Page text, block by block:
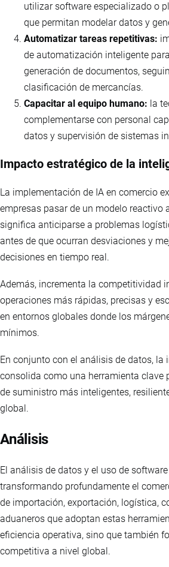
utilizar software especializado o
que permitan modelar datos y
Automatizar tareas repetitivas:
de automatización inteligente
generación de documentos,
clasificación de mercancías.
Capacitar al equipo humano: la
complementarse con personal
datos y supervisión de sistemas
Impacto estratégico de la
La implementación de IA en comercio
empresas pasar de un modelo reactivo
significa anticiparse a problemas
antes de que ocurran desviaciones y
decisiones en tiempo real.
Además, incrementa la competitividad
operaciones más rápidas, precisas y
en entornos globales donde los
mínimos.
En conjunto con el análisis de datos,
consolida como una herramienta clave
de suministro más inteligentes,
global.
Análisis
El análisis de datos y el uso de
transformando profundamente el
de importación, exportación, logística,
aduaneros que adoptan estas
eficiencia operativa, sino que también
competitiva a nivel global.